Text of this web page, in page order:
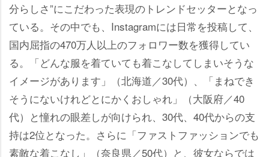
分らしさ”にこだわった表現のトレンドセッターとなっ
ている。その中でも、Instagramには日常を投稿して、
国内屈指の470万人以上のフォロワー数を獲得してい
る。「どんな服を着ていても着こなしてしまいそうな
イメージがあります」（北海道／30代）、「まねでき
そうにないけれどとにかくおしゃれ」（大阪府／40
代）と憧れの眼差しが向けられ、30代、40代からの支
持は2位となった。さらに「ファストファッションでも
素敵な着こなし」（奈良県／50代）と、彼女ならでは